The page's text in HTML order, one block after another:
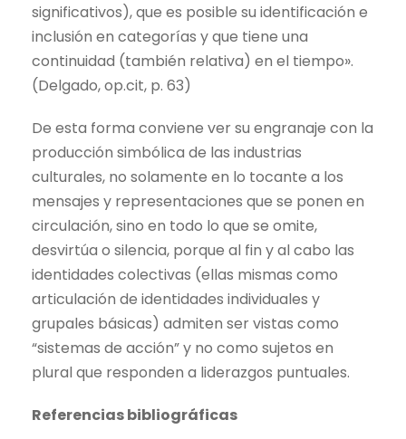
significativos), que es posible su identificación e
inclusión en categorías y que tiene una
continuidad (también relativa) en el tiempo».
(Delgado, op.cit, p. 63)
De esta forma conviene ver su engranaje con la
producción simbólica de las industrias
culturales, no solamente en lo tocante a los
mensajes y representaciones que se ponen en
circulación, sino en todo lo que se omite,
desvirtúa o silencia, porque al fin y al cabo las
identidades colectivas (ellas mismas como
articulación de identidades individuales y
grupales básicas) admiten ser vistas como
“sistemas de acción” y no como sujetos en
plural que responden a liderazgos puntuales.
Referencias bibliográficas